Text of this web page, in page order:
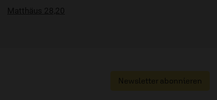
Matthäus 28,20
Newsletter abonnieren